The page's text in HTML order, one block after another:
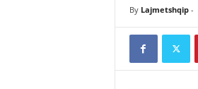
By Lajmetshqip-